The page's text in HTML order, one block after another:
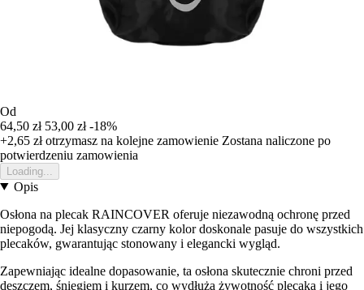
Od
64,50 zł 53,00 zł -18%
+2,65 złotrzymasz na kolejne zamowienie Zostana naliczone po
potwierdzeniu zamowienia
Loading...
Opis
Osłona na plecak RAINCOVER oferuje niezawodną ochronę przed
niepogodą. Jej klasyczny czarny kolor doskonale pasuje do wszystkich
plecaków, gwarantując stonowany i elegancki wygląd.
Zapewniając idealne dopasowanie, ta osłona skutecznie chroni przed
deszczem, śniegiem i kurzem, co wydłuża żywotność plecaka i jego